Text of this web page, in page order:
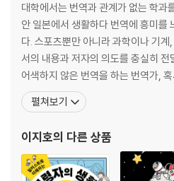
3 되비침
옅은 조명 속에서 보이는 풍경
흰색은 되비치고, 검은색은 되비치지 않
되비침을 없애고 싶다면 글레어리스 다
코니스 조명은 창과 직각으로
시선을 유도한다
실내외를 연결하는 아름다운 되비침
환상적인 분위기를 연출하는 펜던트 조
대학에서는 번역과 관계가 없는 학과
안 일본에서 생활하다 번역에 흥미를
다. 스포츠뿐만 아니라 과학이나 기
서의 내용과 저자의 의도를 충실히 전
어색하지 않은 번역을 하는 번역가,
을 놓치지 않고 바로잡을 수 있는 번역
긴 책으로 《나무집에서 살자》, 《식재
은 어렵지만 상대성 이론은 알고
펼쳐보기
이지호의 다른 상품